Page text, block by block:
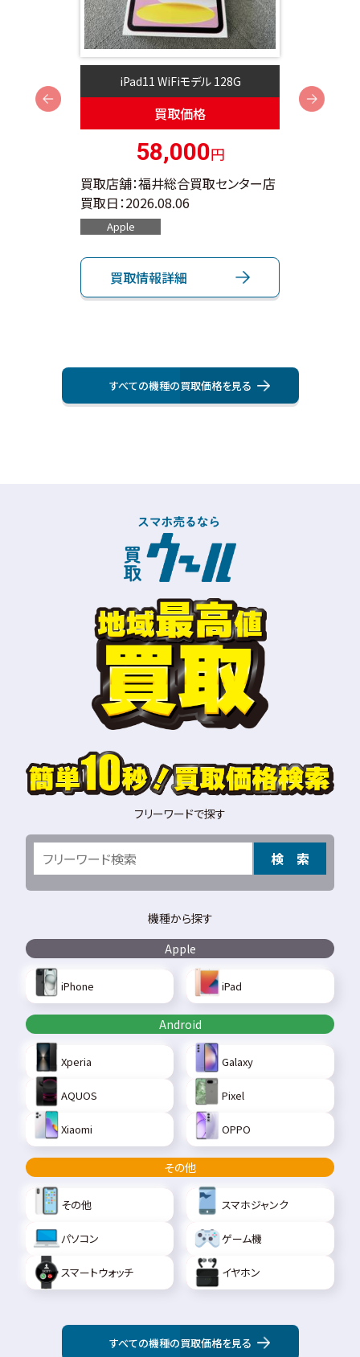
iPad11 WiFiモデル 128G
買取価格
58,000円
買取店舗：福井総合買取センター店
買取日：2026.08.06
Apple
買取情報詳細
Next
すべての機種の買取価格を⾒る
フリーワードで探す
検 索
機種から探す
Apple
iPhone iPad
Android
Xperia Galaxy
AQUOS Pixel
Xiaomi OPPO
その他
その他 スマホジャンク
パソコン ゲーム機
スマートウォッチ イヤホン
すべての機種の買取価格を見る